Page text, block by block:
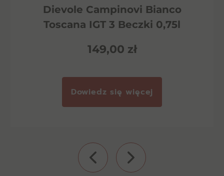
Dievole Campinovi Bianco
Toscana IGT 3 Beczki 0,75l
149,00 zł
Dowiedz się więcej